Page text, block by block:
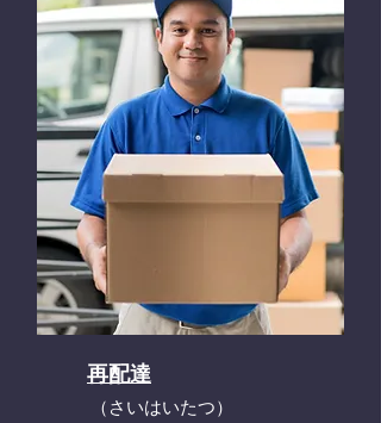
再配達
​（さいはいたつ）